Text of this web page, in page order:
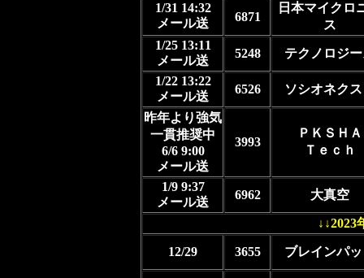
1/31 14:32
メール送
6871
日本マイクロ
ス
1/25 13:11
メール送
5248
テクノロジ
1/22 13:22
メール送
6526 ソシオネク
昨年より強気
一貫推奨中
6/6 9:00
メール送
3993
ＰＫＳＨＡ
Ｔｅｃｈ
1/9 9:37
メール送
6962 大真空
↓↓2023
12/29 3655 ブレインパ